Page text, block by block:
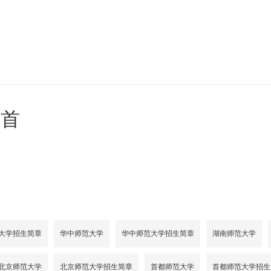
学招生简章 华中师范大学 华中师范大学招生简章 湖南师范大学
京师范大学 北京师范大学招生简章 首都师范大学 首都师范大学招